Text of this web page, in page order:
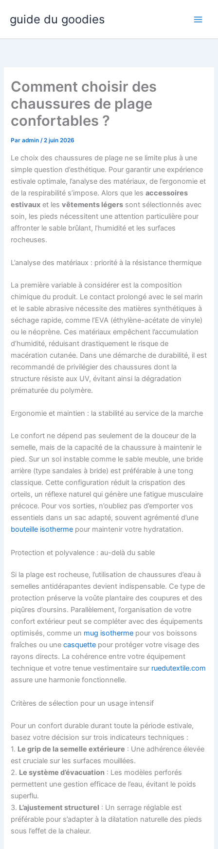
contenu
guide du goodies
Comment choisir des
chaussures de plage
confortables ?
Paradmin/2 juin 2026
Le choix des chaussures de plage ne se limite plus à une
simple question d’esthétique. Pour garantir une expérience
estivale optimale, l’analyse des matériaux, de l’ergonomie et
de la respirabilité s’impose. Alors que lesaccessoires
estivaux et lesvêtements légers sont sélectionnés avec
soin, les pieds nécessitent une attention particulière pour
affronter le sable brûlant, l’humidité et les surfaces
rocheuses.
L’analyse des matériaux : priorité à la résistance thermique
La première variable à considérer est la composition
chimique du produit. Le contact prolongé avec le sel marin
et le sable abrasive nécessite des matières synthétiques à
séchage rapide, comme l’EVA (éthylène-acétate de vinyle)
ou le néoprène. Ces matériaux empêchent l’accumulation
d’humidité, réduisant drastiquement le risque de
macération cutanée. Dans une démarche de durabilité, il est
recommandé de privilégier des chaussures dont la
structure résiste aux UV, évitant ainsi la dégradation
prématurée du polymère.
Ergonomie et maintien : la stabilité au service de la marche
Le confort ne dépend pas seulement de la douceur de la
semelle, mais de la capacité de la chaussure à maintenir le
pied. Sur un sol instable comme le sable meuble, une bride
arrière (type sandales à bride) est préférable à une tong
classique. Cette configuration réduit la crispation des
orteils, un réflexe naturel qui génère une fatigue musculaire
précoce. Pour vos sorties, n’oubliez pas d’emporter vos
essentiels dans un sac adapté, souvent agrémenté d’une
bouteille isotherme pour maintenir votre hydratation.
Protection et polyvalence : au-delà du sable
Si la plage est rocheuse, l’utilisation de chaussures d’eau à
semelles antidérapantes devient indispensable. Ce type de
protection préserve la voûte plantaire des coupures et des
piqûres d’oursins. Parallèlement, l’organisation de votre
confort extérieur peut se compléter avec des équipements
optimisés, comme un mug isotherme pour vos boissons
fraîches ou unecasquette pour protéger votre visage des
rayons directs. La cohérence entre votre équipement
technique et votre tenue vestimentaire sur ruedutextile.com
assure une harmonie fonctionnelle.
Critères de sélection pour un usage intensif
Pour un confort durable durant toute la période estivale,
basez votre décision sur trois indicateurs techniques :
1. Le grip de la semelle extérieure : Une adhérence élevée
est cruciale sur les surfaces mouillées.
2. Le système d’évacuation : Les modèles perforés
permettent une gestion efficace de l’eau, évitant le poids
superflu.
3. L’ajustement structurel : Un serrage réglable est
préférable pour s’adapter à la dilatation naturelle des pieds
sous l’effet de la chaleur.